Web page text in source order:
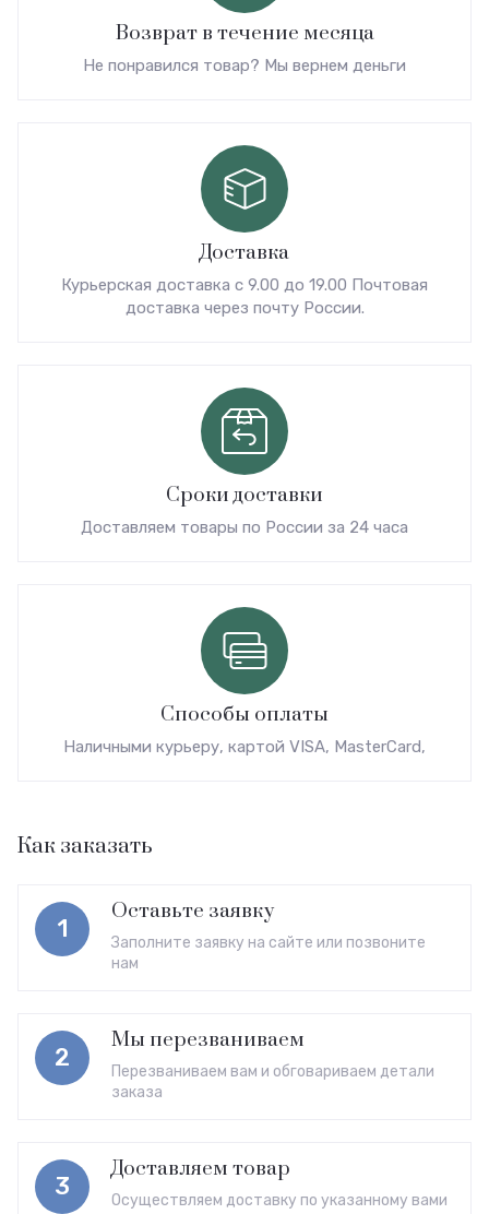
Возврат в течение месяца
Не понравился товар? Мы вернем деньги
Доставка
Курьерская доставка с 9.00 до 19.00 Почтовая
доставка через почту России.
Сроки доставки
Доставляем товары по России за 24 часа
Способы оплаты
Наличными курьеру, картой VISA, MasterCard,
Как заказать
1
Оставьте заявку
Заполните заявку на сайте или позвоните
нам
2
Мы перезваниваем
Перезваниваем вам и обговариваем детали
заказа
3
Доставляем товар
Осуществляем доставку по указанному вами